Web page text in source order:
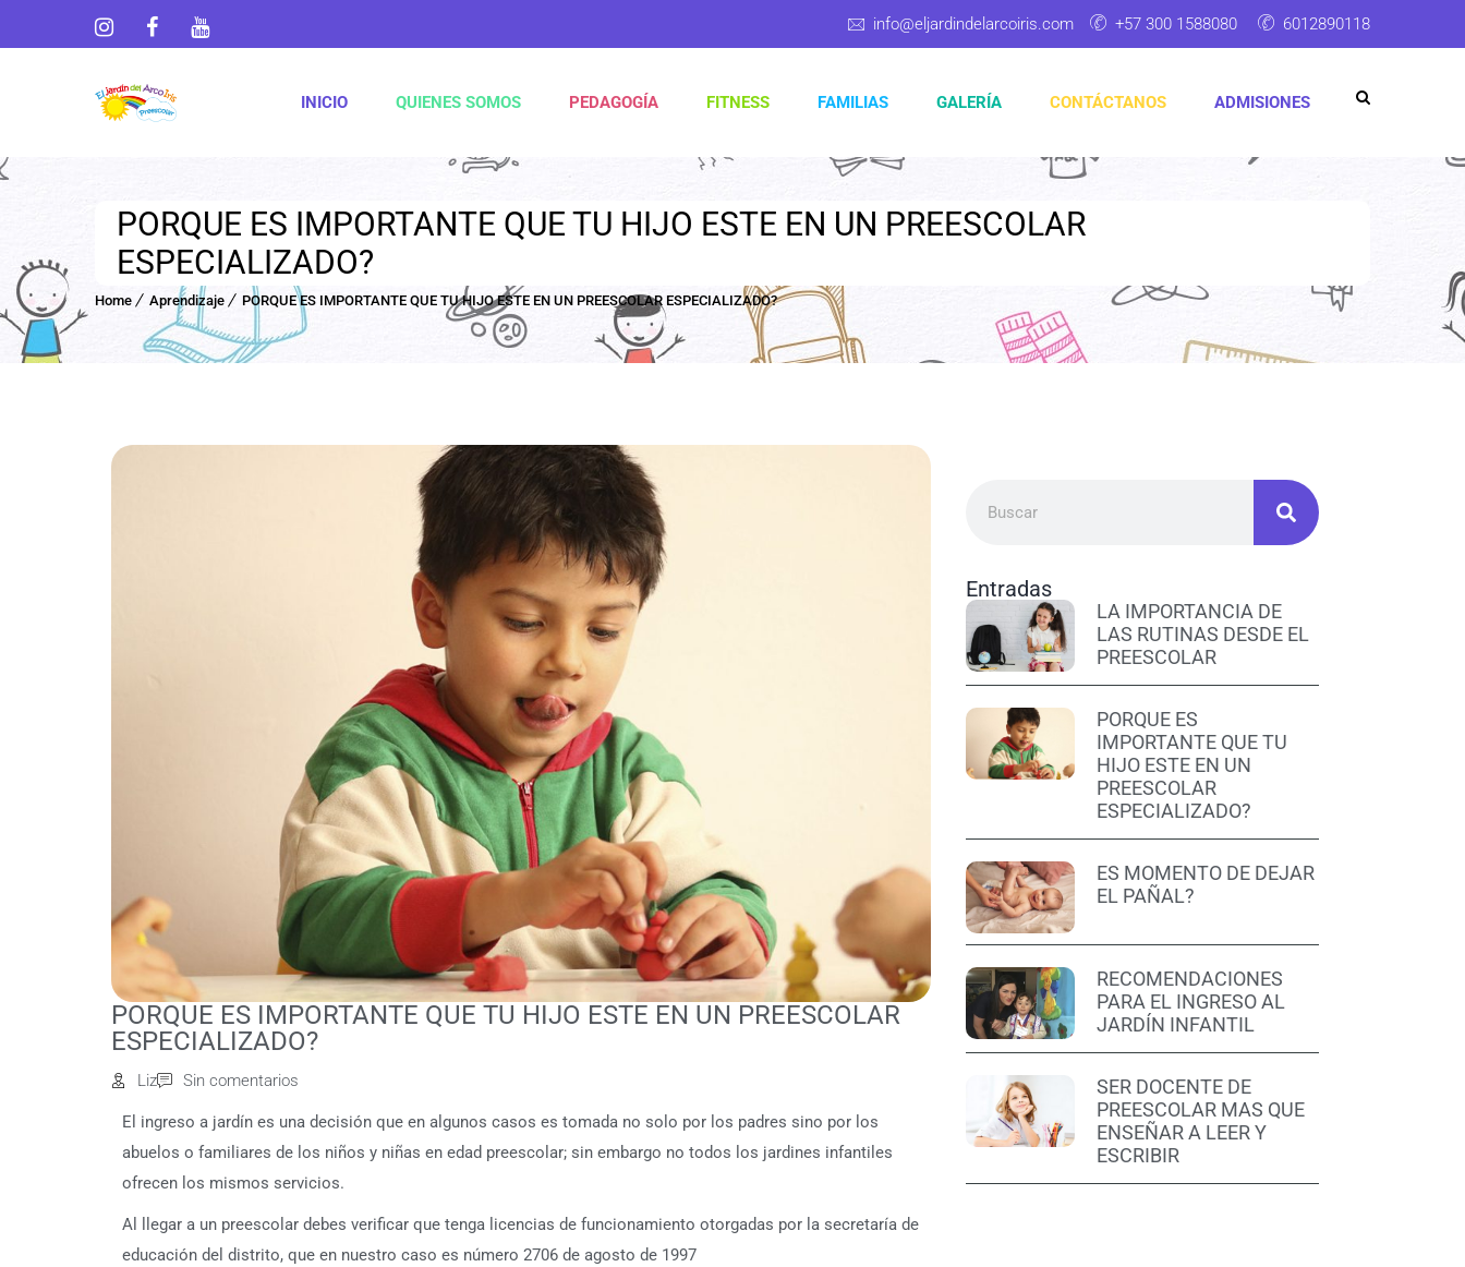
info@eljardindelarcoiris.com +57 300 1588080 6012890118
INICIO QUIENES SOMOS PEDAGOGÍA FITNESS FAMILIAS GALERÍA CONTÁCTANOS ADMISIONES
PORQUE ES IMPORTANTE QUE TU HIJO ESTE EN UN PREESCOLAR
ESPECIALIZADO?
Home Aprendizaje PORQUE ES IMPORTANTE QUE TU HIJO ESTE EN UN PREESCOLAR ESPECIALIZADO?
PORQUE ES IMPORTANTE QUE TU HIJO ESTE EN UN PREESCOLAR
ESPECIALIZADO?
Liz Sin comentarios
El ingreso a jardín es una decisión que en algunos casos es tomada no solo por los padres sino por los
abuelos o familiares de los niños y niñas en edad preescolar; sin embargo no todos los jardines infantiles
ofrecen los mismos servicios.
Al llegar a un preescolar debes verificar que tenga licencias de funcionamiento otorgadas por la secretaría de
educación del distrito, que en nuestro caso es número 2706 de agosto de 1997
Entradas
LA IMPORTANCIA DE
LAS RUTINAS DESDE EL
PREESCOLAR
PORQUE ES
IMPORTANTE QUE TU
HIJO ESTE EN UN
PREESCOLAR
ESPECIALIZADO?
ES MOMENTO DE DEJAR
EL PAÑAL?
RECOMENDACIONES
PARA EL INGRESO AL
JARDÍN INFANTIL
SER DOCENTE DE
PREESCOLAR MAS QUE
ENSEÑAR A LEER Y
ESCRIBIR